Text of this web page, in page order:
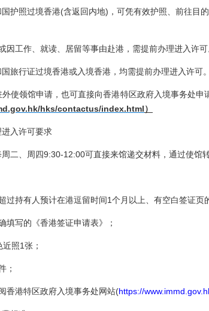
护照过境香港(含返回内地)，可凭有效护照、前往目
因工作、就读、居留等事由赴港，需提前办理进入许可
旅行证过境香港或入境香港，均需提前办理进入许可。
使领馆申请，也可直接向香港特区政府入境事务处
hks/contactus/index.html）
入许可要求
周二、周四9:30-12:00可直接来馆递交材料，通过使馆
过持有人预计在港逗留时间1个月以上、有空白签证页
填写的《香港签证申请表》；
照1张；
；
香港特区政府入境事务处网站(https://